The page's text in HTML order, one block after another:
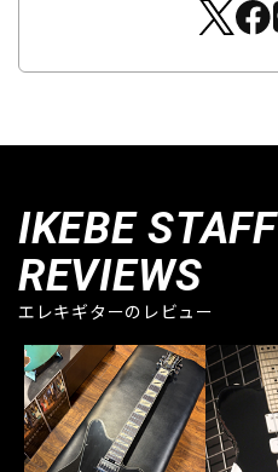
IKEBE STAFF
REVIEWS
エレキギターのレビュー